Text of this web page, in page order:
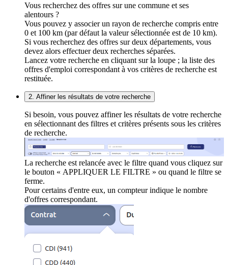
Vous recherchez des offres sur une commune et ses
alentours ?
Vous pouvez y associer un rayon de recherche compris entre
0 et 100 km (par défaut la valeur sélectionnée est de 10 km).
Si vous recherchez des offres sur deux départements, vous
devez alors effectuer deux recherches séparées.
Lancez votre recherche en cliquant sur la loupe ; la liste des
offres d'emploi correspondant à vos critères de recherche est
restituée.
2. Affiner les résultats de votre recherche
Si besoin, vous pouvez affiner les résultats de votre recherche
en sélectionnant des filtres et critères présents sous les critères
de recherche.
La recherche est relancée avec le filtre quand vous cliquez sur
le bouton « APPLIQUER LE FILTRE » ou quand le filtre se
ferme.
Pour certains d'entre eux, un compteur indique le nombre
d'offres correspondant.